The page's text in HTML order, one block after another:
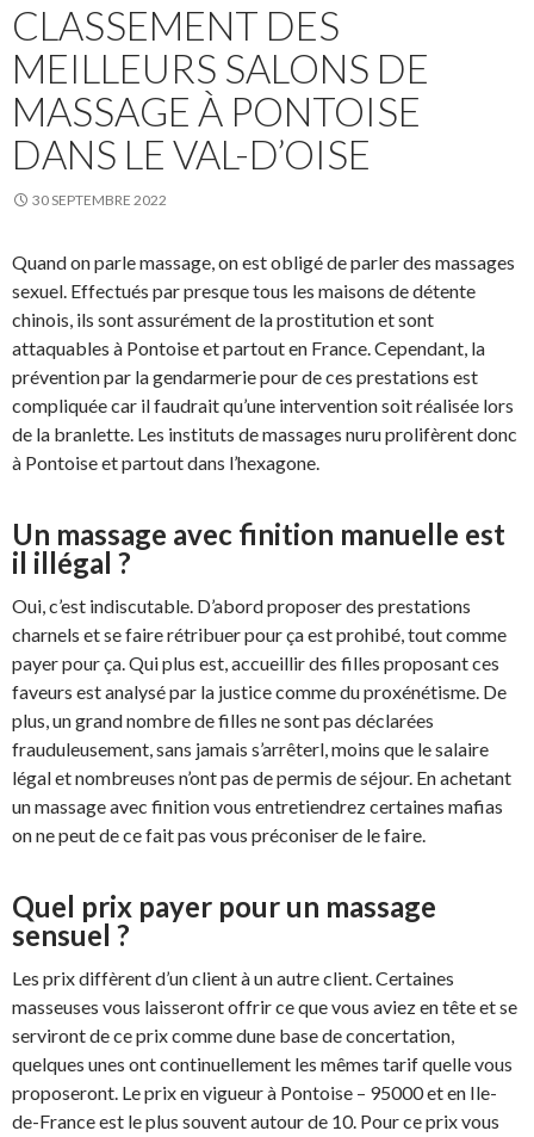
CLASSEMENT DES
MEILLEURS SALONS DE
MASSAGE À PONTOISE
DANS LE VAL-D’OISE
30 SEPTEMBRE 2022
Quand on parle massage, on est obligé de parler des massages
sexuel. Effectués par presque tous les maisons de détente
chinois, ils sont assurément de la prostitution et sont
attaquables à Pontoise et partout en France. Cependant, la
prévention par la gendarmerie pour de ces prestations est
compliquée car il faudrait qu’une intervention soit réalisée lors
de la branlette. Les instituts de massages nuru prolifèrent donc
à Pontoise et partout dans l’hexagone.
Un massage avec finition manuelle est
il illégal ?
Oui, c’est indiscutable. D’abord proposer des prestations
charnels et se faire rétribuer pour ça est prohibé, tout comme
payer pour ça. Qui plus est, accueillir des filles proposant ces
faveurs est analysé par la justice comme du proxénétisme. De
plus, un grand nombre de filles ne sont pas déclarées
frauduleusement, sans jamais s’arrêterl, moins que le salaire
légal et nombreuses n’ont pas de permis de séjour. En achetant
un massage avec finition vous entretiendrez certaines mafias
on ne peut de ce fait pas vous préconiser de le faire.
Quel prix payer pour un massage
sensuel ?
Les prix diffèrent d’un client à un autre client. Certaines
masseuses vous laisseront offrir ce que vous aviez en tête et se
serviront de ce prix comme dune base de concertation,
quelques unes ont continuellement les mêmes tarif quelle vous
proposeront. Le prix en vigueur à Pontoise – 95000 et en Ile-
de-France est le plus souvent autour de 10. Pour ce prix vous